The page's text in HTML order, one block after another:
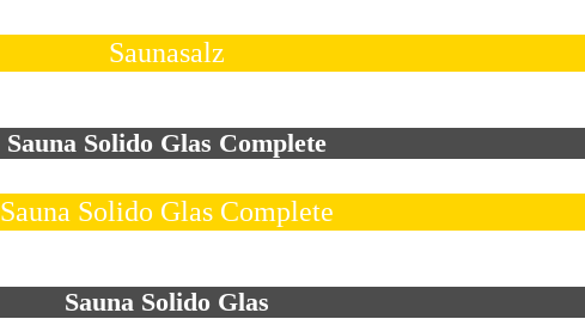
Saunasalz
Sauna Solido Glas Complete
Sauna Solido Glas Complete
Sauna Solido Glas